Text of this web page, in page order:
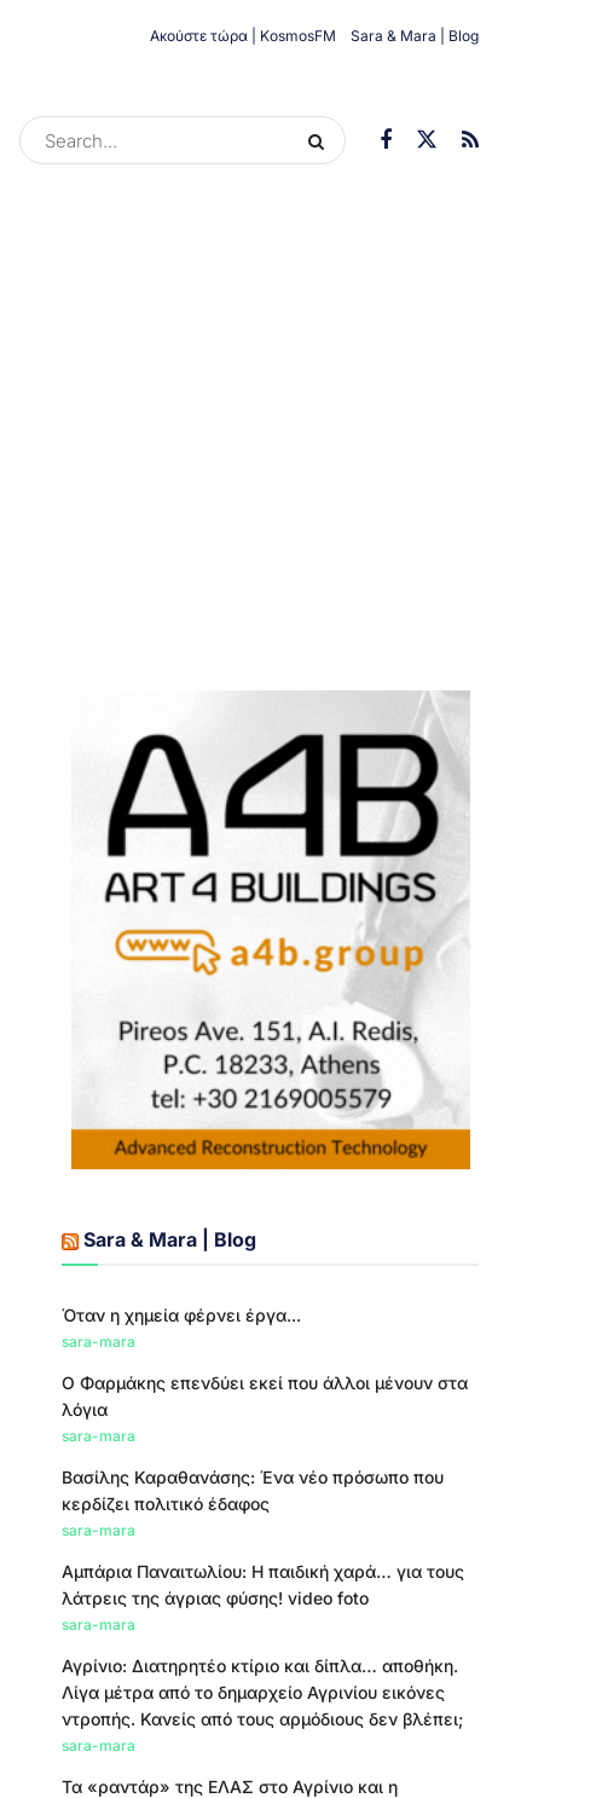
Ακούστε τώρα | KosmosFM Sara & Mara | Blog
Sara & Mara | Blog
Όταν η χημεία φέρνει έργα...
sara-mara
Ο Φαρμάκης επενδύει εκεί που άλλοι μένουν στα
λόγια
sara-mara
Βασίλης Καραθανάσης: Ένα νέο πρόσωπο που
κερδίζει πολιτικό έδαφος
sara-mara
Αμπάρια Παναιτωλίου: Η παιδική χαρά… για τους
λάτρεις της άγριας φύσης! video foto
sara-mara
Αγρίνιο: Διατηρητέο κτίριο και δίπλα… αποθήκη.
Λίγα μέτρα από το δημαρχείο Αγρινίου εικόνες
ντροπής. Κανείς από τους αρμόδιους δεν βλέπει;
sara-mara
Τα «ραντάρ» της ΕΛΑΣ στο Αγρίνιο και η